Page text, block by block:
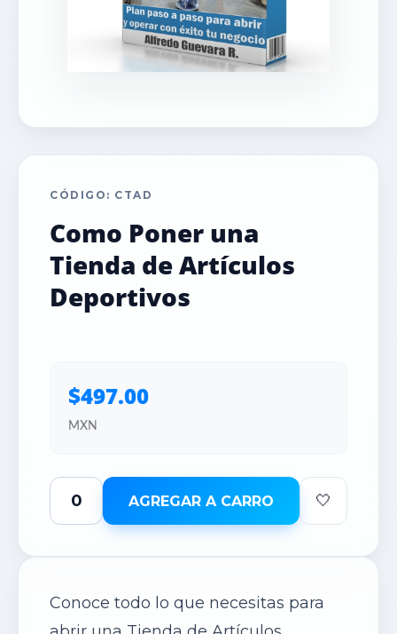
CÓDIGO: CTAD
Como Poner una
Tienda de Artículos
Deportivos
$497.00
MXN
AGREGAR A CARRO 🤍
Conoce todo lo que necesitas para